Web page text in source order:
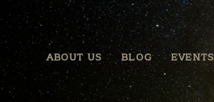
ABOUT US BLOG EVENTS